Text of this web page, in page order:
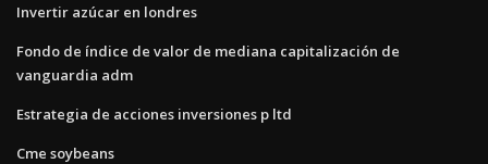
Invertir azúcar en londres
Fondo de índice de valor de mediana capitalización de
vanguardia adm
Estrategia de acciones inversiones p ltd
Cme soybeans